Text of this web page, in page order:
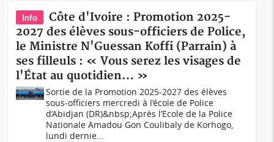
Info
Côte d'Ivoire : Promotion 2025-
2027 des élèves sous-officiers de Police,
le Ministre N'Guessan Koffi (Parrain) à
ses filleuls : « Vous serez les visages de
l'État au quotidien… »
Sortie de la Promotion 2025-2027 des élèves
sous-officiers mercredi à l’école de Police
d’Abidjan (DR)&nbsp;Après l’Ecole de la Police
Nationale Amadou Gon Coulibaly de Korhogo,
lundi dernie...